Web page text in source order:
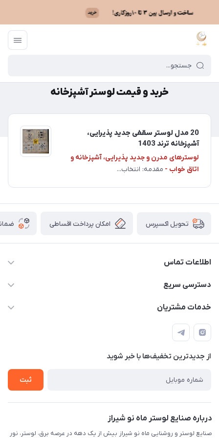
ماه نو / خرید و قیمت لوستر آشپزخانه
خرید و قیمت لوستر آشپزخانه
20 مدل لوستر سقفی جدید پذیرایی،
آشپزخانه ترند 1403
لوسترهای مدرن و جدید پذیرایی، آشپزخانه و
اتاق خواب - مقدمه: انتخاب...
تحویل اکسپرس امکان پرداخت اقساطی
اطلاعات تماس
09171115348
طبقه همکف واحد 131
دسترسی سریع
مجله فروشگاه
درباره ما
تماس با ما
خدمات مشتریان
قوانین و مقررات
حریم خصوصی
راهنما
از جدید‌ترین تخفیف‌ها با‌ خبر شوید
ثبت
درباره صنایع لوستر ماه نو شیراز
صنایع لوستر و روشنایی ماه نو شیراز بیش از یک دهه در عرصه برق، لوستر، نور